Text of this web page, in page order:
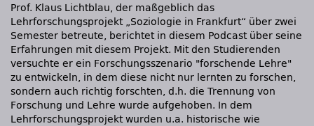
Prof. Klaus Lichtblau, der maßgeblich das
Lehrforschungsprojekt „Soziologie in Frankfurt“ über zwei
Semester betreute, berichtet in diesem Podcast über seine
Erfahrungen mit diesem Projekt. Mit den Studierenden
versuchte er ein Forschungsszenario "forschende Lehre"
zu entwickeln, in dem diese nicht nur lernten zu forschen,
sondern auch richtig forschten, d.h. die Trennung von
Forschung und Lehre wurde aufgehoben. In dem
Lehrforschungsprojekt wurden u.a. historische wie